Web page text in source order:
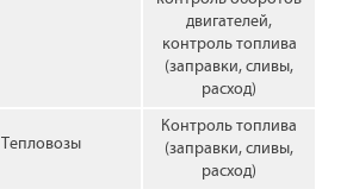
двигателей,
контроль топлива
(заправки, сливы,
расход)
Тепловозы
Контроль топлива
(заправки, сливы,
расход)